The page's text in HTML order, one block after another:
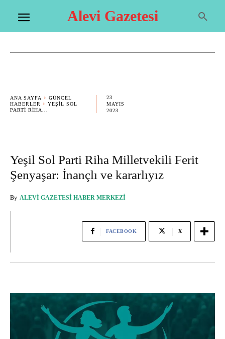
Alevi Gazetesi
ANA SAYFA
GÜNCEL
HABERLER
YEŞIL SOL
PARTI RIHA...
23
MAYIS
2023
Yeşil Sol Parti Riha Milletvekili Ferit
Şenyaşar: İnançlı ve kararlıyız
By ALEVI GAZETESI HABER MERKEZI
FACEBOOK X